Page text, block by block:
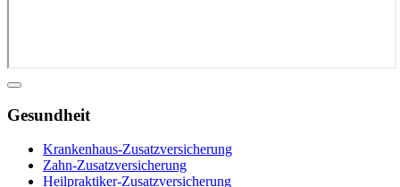
Gesundheit
Krankenhaus-Zusatzversicherung
Zahn-Zusatzversicherung
Heilpraktiker-Zusatzversicherung